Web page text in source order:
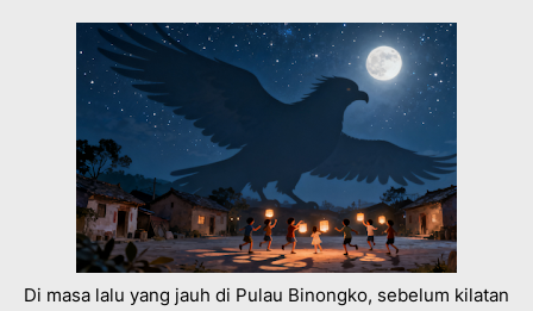
Di masa lalu yang jauh di Pulau Binongko, sebelum kilatan